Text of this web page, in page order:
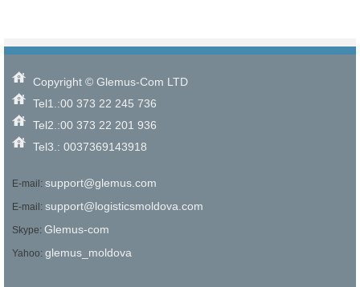
Copyright © Glemus-Com LTD
Tel1.:00 373 22 245 736
Tel2.:00 373 22 201 936
Tel3.: 0037369143918
E-mail: support@glemus.com
E-mail: support@logisticsmoldova.com
Skype: Glemus-com
Yahoo: glemus_moldova